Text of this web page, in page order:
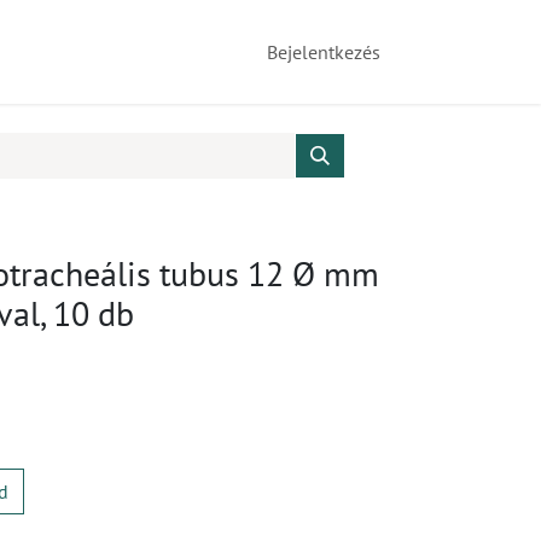
Bejelentkezés
tubus 12 Ø mm
10 db